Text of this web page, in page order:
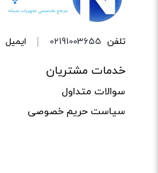
تلفن 02191003655 ایمیل
خدمات مشتریان
سوالات متداول
سیاست حریم خصوصی